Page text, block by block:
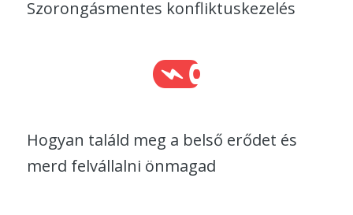
Szorongásmentes konfliktuskezelés
Hogyan találd meg a belső erődet és
merd felvállalni önmagad